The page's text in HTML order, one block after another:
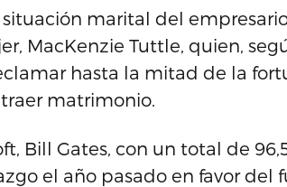
marital del
MacKenzie Tuttle, quien,
hasta la mitad de la
matrimonio.
Bill Gates, con un total de
el año pasado en favor del